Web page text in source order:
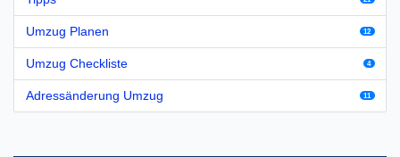
Umzug Planen 12
Umzug Checkliste 4
Adressänderung Umzug 11